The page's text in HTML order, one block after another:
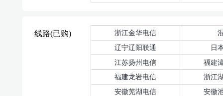
线路(已购) 浙江金华电信
辽宁辽阳联通
日
江苏扬州电信
福建
福建龙岩电信
浙江
安徽芜湖电信
安徽